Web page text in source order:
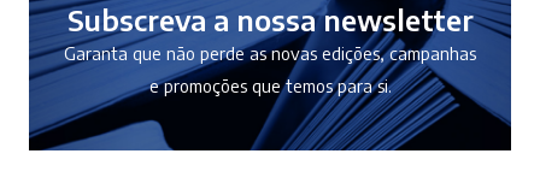
Subscreva a nossa newsletter
Garanta que não perde as novas edições, campanhas
e promoções que temos para si.